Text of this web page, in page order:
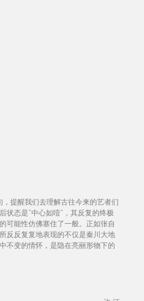
，提醒我们去理解古往今来的艺者们
状态是“中心如噎”，其反复的终极
可能性仿佛塞住了一般。正如张自
反反复复地表现的不仅是秦川大地
不变的情怀，是隐在亮丽形物下的